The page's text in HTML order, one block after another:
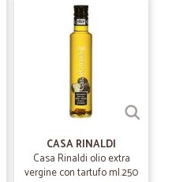
dei problemi connessi alla
CASA RINALDI
Casa Rinaldi olio extra
vergine con tartufo ml.250